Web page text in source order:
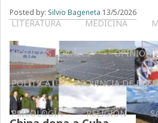
LITERATURA MEDICINA
NOTICIAS LOCALES OPINIÓN
POLÍTICA PROVINCIA DE
PSICOLOGÍA RELIGIÓN
Posted by: Silvio Bageneta 13/5/2026